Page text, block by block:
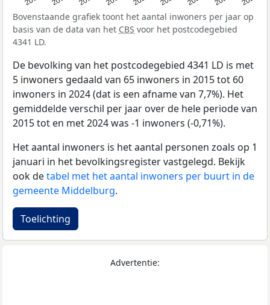
Bovenstaande grafiek toont het aantal inwoners per jaar op
basis van de data van het CBS voor het postcodegebied
4341 LD.
De bevolking van het postcodegebied 4341 LD is met
5 inwoners gedaald van 65 inwoners in 2015 tot 60
inwoners in 2024 (dat is een afname van 7,7%). Het
gemiddelde verschil per jaar over de hele periode van
2015 tot en met 2024 was -1 inwoners (-0,71%).
Het aantal inwoners is het aantal personen zoals op 1
januari in het bevolkingsregister vastgelegd. Bekijk
ook detabel met het aantal inwoners per buurt in de
gemeente Middelburg.
Toelichting
Advertentie: